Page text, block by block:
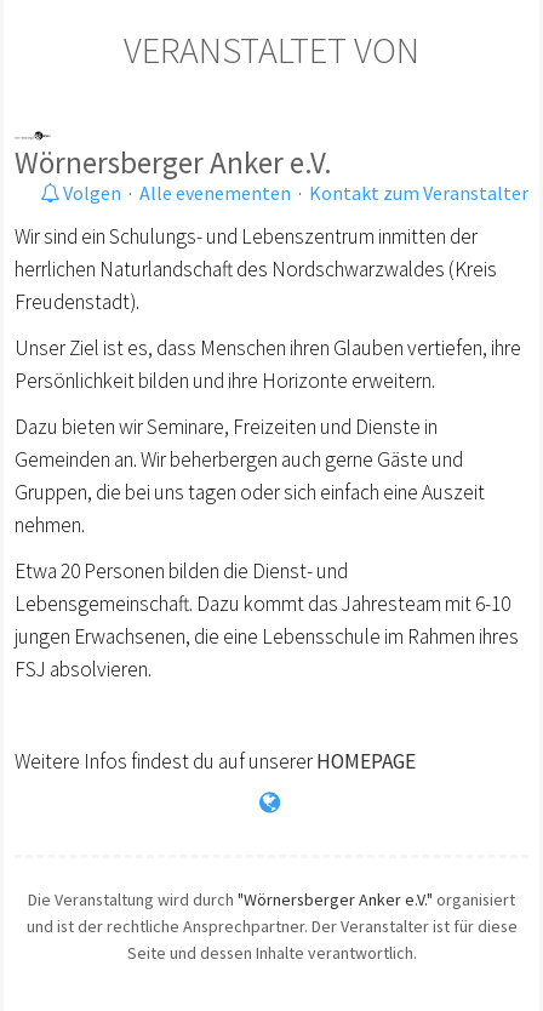
VERANSTALTET VON
Wörnersberger Anker e.V.
Volgen · Alle evenementen · Kontakt zum Veranstalter
Wir sind ein Schulungs- und Lebenszentrum inmitten der
herrlichen Naturlandschaft des Nordschwarzwaldes (Kreis
Freudenstadt).
Unser Ziel ist es, dass Menschen ihren Glauben vertiefen, ihre
Persönlichkeit bilden und ihre Horizonte erweitern.
Dazu bieten wir Seminare, Freizeiten und Dienste in
Gemeinden an. Wir beherbergen auch gerne Gäste und
Gruppen, die bei uns tagen oder sich einfach eine Auszeit
nehmen.
Etwa 20 Personen bilden die Dienst- und
Lebensgemeinschaft. Dazu kommt das Jahresteam mit 6-10
jungen Erwachsenen, die eine Lebensschule im Rahmen ihres
FSJ absolvieren.
Weitere Infos findest du auf unsererHOMEPAGE
Die Veranstaltung wird durch "Wörnersberger Anker e.V." organisiert
und ist der rechtliche Ansprechpartner. Der Veranstalter ist für diese
Seite und dessen Inhalte verantwortlich.